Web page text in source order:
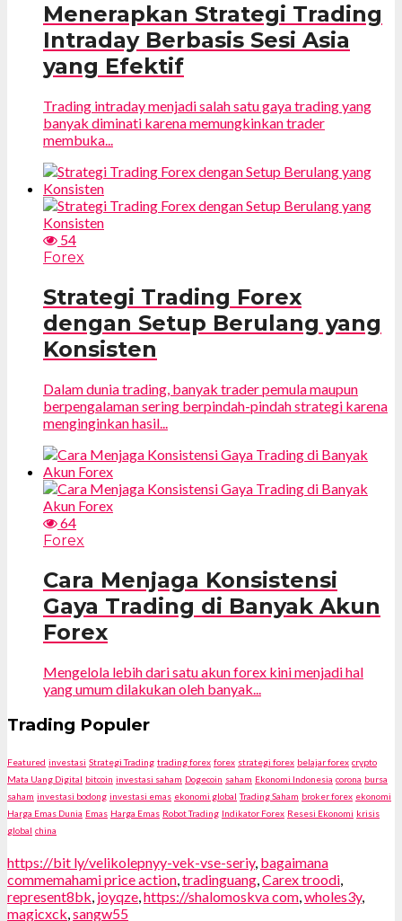
Menerapkan Strategi Trading
Intraday Berbasis Sesi Asia
yang Efektif
Trading intraday menjadi salah satu gaya trading yang
banyak diminati karena memungkinkan trader
membuka...
54
Forex
Strategi Trading Forex
dengan Setup Berulang yang
Konsisten
Dalam dunia trading, banyak trader pemula maupun
berpengalaman sering berpindah-pindah strategi karena
menginginkan hasil...
64
Forex
Cara Menjaga Konsistensi
Gaya Trading di Banyak Akun
Forex
Mengelola lebih dari satu akun forex kini menjadi hal
yang umum dilakukan oleh banyak...
Trading Populer
Featured investasi Strategi Trading trading forex forex strategi forex belajar forex crypto
Mata Uang Digital bitcoin investasi saham Dogecoin saham Ekonomi Indonesia corona bursa
saham investasi bodong investasi emas ekonomi global Trading Saham broker forex ekonomi
Harga Emas Dunia Emas Harga Emas Robot Trading Indikator Forex Resesi Ekonomi krisis
global china
https://bit ly/velikolepnyy-vek-vse-seriy, bagaimana
commemahami price action,tradinguang,Carex troodi,
represent8bk, joyqze,https://shalomoskva com,wholes3y,
magicxck,sangw55